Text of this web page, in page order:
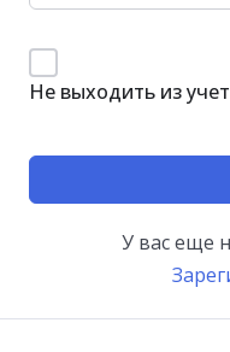
Не выходить из
У вас еще